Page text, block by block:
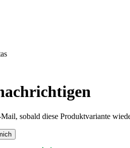
sobald diese Produktvariante